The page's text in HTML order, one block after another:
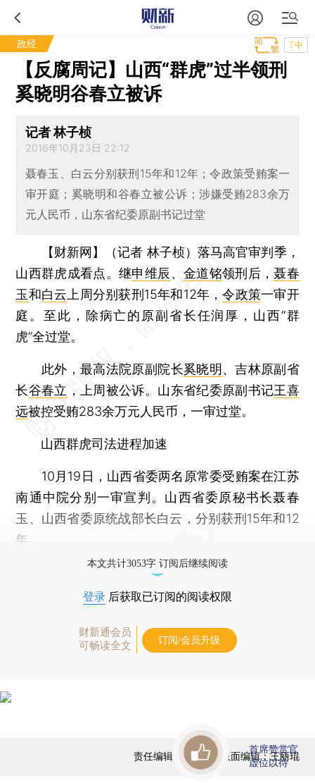
政经 T中
【反腐周记】山西“群虎”过半领刑
奚晓明谷春立被诉
记者 林子桢
2016年10月23日 22:12
聂春玉、白云分别获刑15年和12年；令政策受贿案一
审开庭；奚晓明和谷春立被公诉；涉嫌受贿283余万
元人民币，山东省纪委原副书记过堂
【财新网】（记者 林子桢） 落马高官审判季，
山西群虎成看点。继申维辰、 金道铭领刑后，聂春
玉和白云 上周分别获刑15年和12年，令政策一审开
庭。至此，除病亡的原副省长任润厚，山西“群
虎”全过堂。
此外，最高法院原副院长奚晓明 、吉林原副省
长谷春立 ，上周被公诉。山东省纪委原副书记王喜
远被控受贿283余万元人民币，一审过堂。
山西群虎司法进程加速
10月19日，山西省委两名原常委受贿案在江苏
南通中院分别一审宣判。山西省委原秘书长聂春
玉、山西省委原统战部长白云，分别获刑15年和12
年。
本文共计3053字 订阅后继续阅读
登录 后获取已订阅的阅读权限
财新通会员
可畅读全文
订阅/会员升级
责任编辑：陈宝成 | 版面编辑：王丽琨
首席赞赏官
虚位以待